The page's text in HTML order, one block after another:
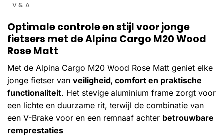
V & A
Optimale controle en stijl voor jonge
fietsers met de Alpina Cargo M20 Wood
Rose Matt
Met de Alpina Cargo M20 Wood Rose Matt geniet elke
jonge fietser van veiligheid, comfort en praktische
functionaliteit. Het stevige aluminium frame zorgt voor
een lichte en duurzame rit, terwijl de combinatie van
een V-Brake voor en een remnaaf achter betrouwbare
remprestaties